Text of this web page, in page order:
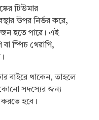
টিউমার
উপর নির্ভর করে,
হতে পারে। এই
স্পিচ থেরাপি,
বাইরে থাকেন, তাহলে
সদস্যের জন্য
করতে হবে।